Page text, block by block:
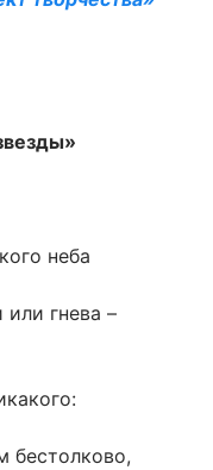
неба
гнева –
бестолково,